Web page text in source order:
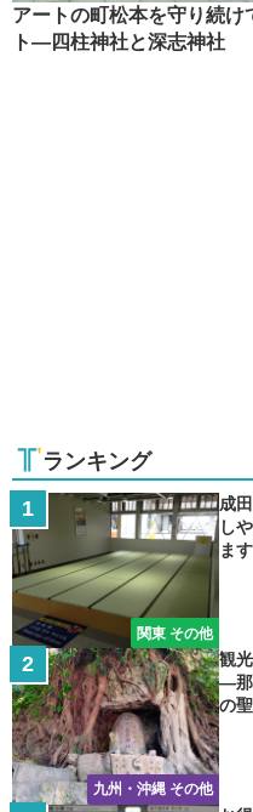
アートの町松本を守り続け
ト―四柱神社と深志神社
ランキング
関東 その他
成
し
ます
九州・沖縄 その他
観
―那
の